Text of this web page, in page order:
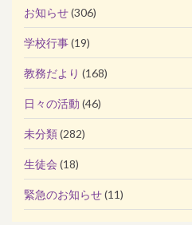
お知らせ(306)
学校行事(19)
教務だより (168)
日々の活動 (46)
未分類(282)
生徒会 (18)
緊急のお知らせ(11)